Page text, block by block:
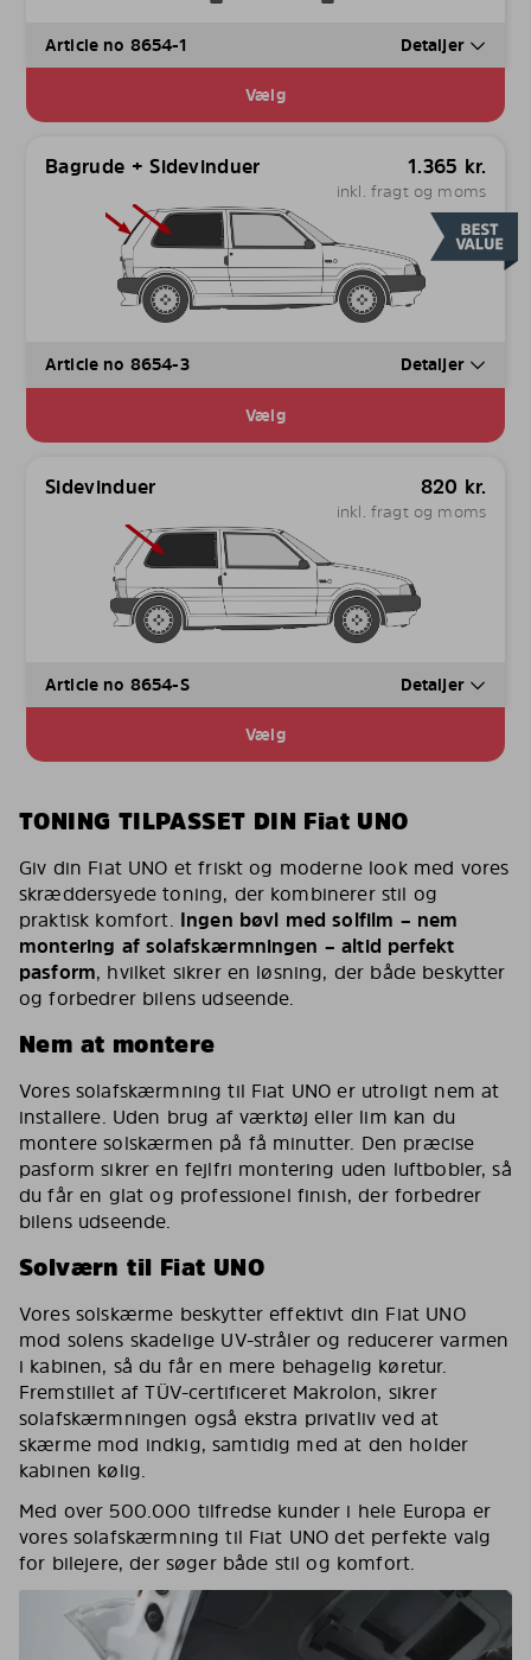
Article no 8654-1 Detaljer
Vælg
Bagrude + Sidevinduer 1.365 kr.
inkl. fragt og moms
Article no 8654-3 Detaljer
Vælg
Sidevinduer 820 kr.
inkl. fragt og moms
Article no 8654-S Detaljer
Vælg
TONING TILPASSET DIN Fiat UNO
Giv din Fiat UNO et friskt og moderne look med vores
skræddersyede toning, der kombinerer stil og
praktisk komfort. Ingen bøvl med solfilm – nem
montering af solafskærmningen – altid perfekt
pasform, hvilket sikrer en løsning, der både beskytter
og forbedrer bilens udseende.
Nem at montere
Vores solafskærmning til Fiat UNO er utroligt nem at
installere. Uden brug af værktøj eller lim kan du
montere solskærmen på få minutter. Den præcise
pasform sikrer en fejlfri montering uden luftbobler, så
du får en glat og professionel finish, der forbedrer
bilens udseende.
Solværn til Fiat UNO
Vores solskærme beskytter effektivt din Fiat UNO
mod solens skadelige UV-stråler og reducerer varmen
i kabinen, så du får en mere behagelig køretur.
Fremstillet af TÜV-certificeret Makrolon, sikrer
solafskærmningen også ekstra privatliv ved at
skærme mod indkig, samtidig med at den holder
kabinen kølig.
Med over 500.000 tilfredse kunder i hele Europa er
vores solafskærmning til Fiat UNO det perfekte valg
for bilejere, der søger både stil og komfort.